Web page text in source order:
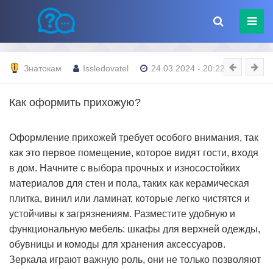
Знатокам Issledovatel 24.03.2024 - 20:22
Как оформить прихожую?
Оформление прихожей требует особого внимания, так
как это первое помещение, которое видят гости, входя
в дом. Начните с выбора прочных и износостойких
материалов для стен и пола, таких как керамическая
плитка, винил или ламинат, которые легко чистятся и
устойчивы к загрязнениям. Разместите удобную и
функциональную мебель: шкафы для верхней одежды,
обувницы и комоды для хранения аксессуаров.
Зеркала играют важную роль, они не только позволяют